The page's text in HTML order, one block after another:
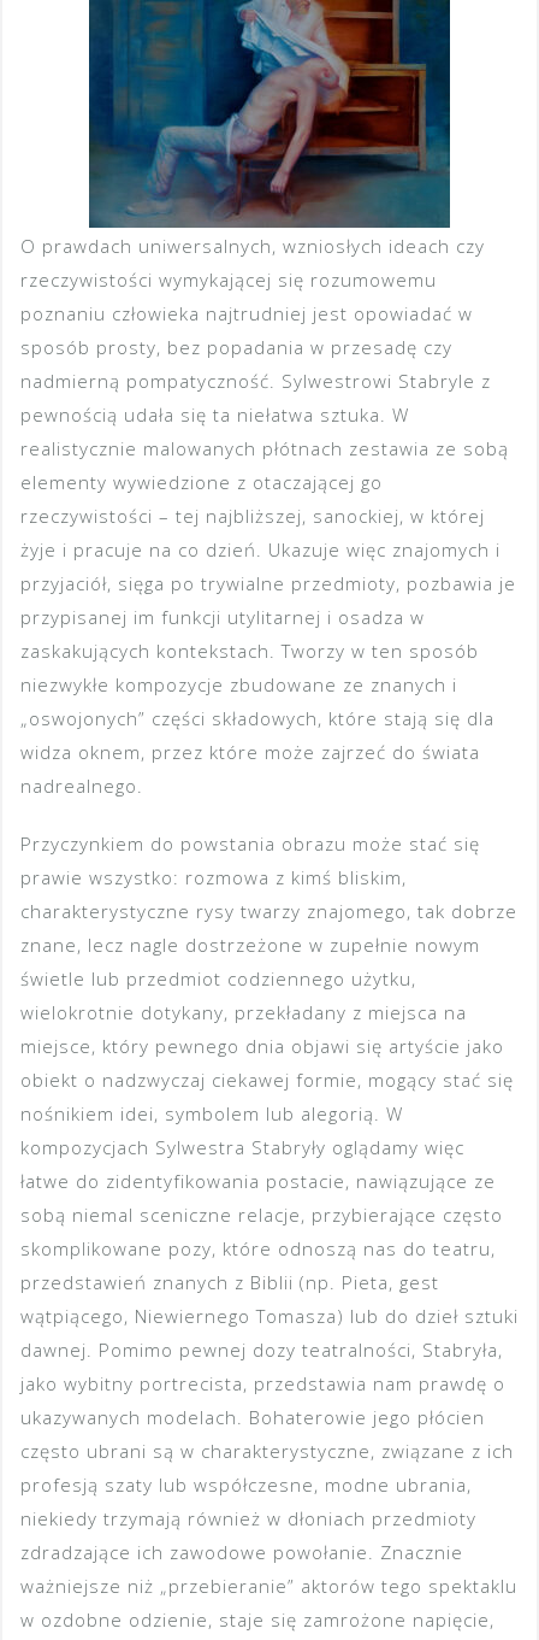
O prawdach uniwersalnych, wzniosłych ideach czy
rzeczywistości wymykającej się rozumowemu
poznaniu człowieka najtrudniej jest opowiadać w
sposób prosty, bez popadania w przesadę czy
nadmierną pompatyczność. Sylwestrowi Stabryle z
pewnością udała się ta niełatwa sztuka. W
realistycznie malowanych płótnach zestawia ze sobą
elementy wywiedzione z otaczającej go
rzeczywistości – tej najbliższej, sanockiej, w której
żyje i pracuje na co dzień. Ukazuje więc znajomych i
przyjaciół, sięga po trywialne przedmioty, pozbawia je
przypisanej im funkcji utylitarnej i osadza w
zaskakujących kontekstach. Tworzy w ten sposób
niezwykłe kompozycje zbudowane ze znanych i
„oswojonych” części składowych, które stają się dla
widza oknem, przez które może zajrzeć do świata
nadrealnego.
Przyczynkiem do powstania obrazu może stać się
prawie wszystko: rozmowa z kimś bliskim,
charakterystyczne rysy twarzy znajomego, tak dobrze
znane, lecz nagle dostrzeżone w zupełnie nowym
świetle lub przedmiot codziennego użytku,
wielokrotnie dotykany, przekładany z miejsca na
miejsce, który pewnego dnia objawi się artyście jako
obiekt o nadzwyczaj ciekawej formie, mogący stać się
nośnikiem idei, symbolem lub alegorią. W
kompozycjach Sylwestra Stabryły oglądamy więc
łatwe do zidentyfikowania postacie, nawiązujące ze
sobą niemal sceniczne relacje, przybierające często
skomplikowane pozy, które odnoszą nas do teatru,
przedstawień znanych z Biblii (np. Pieta, gest
wątpiącego, Niewiernego Tomasza) lub do dzieł sztuki
dawnej. Pomimo pewnej dozy teatralności, Stabryła,
jako wybitny portrecista, przedstawia nam prawdę o
ukazywanych modelach. Bohaterowie jego płócien
często ubrani są w charakterystyczne, związane z ich
profesją szaty lub współczesne, modne ubrania,
niekiedy trzymają również w dłoniach przedmioty
zdradzające ich zawodowe powołanie. Znacznie
ważniejsze niż „przebieranie” aktorów tego spektaklu
w ozdobne odzienie, staje się zamrożone napięcie,